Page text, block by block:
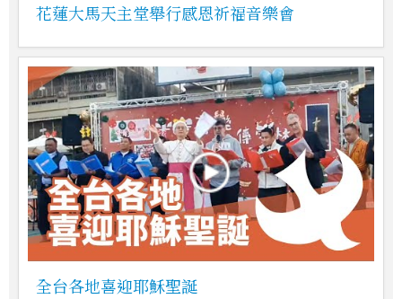
花蓮大馬天主堂舉行感恩祈福音樂會
全台各地喜迎耶穌聖誕